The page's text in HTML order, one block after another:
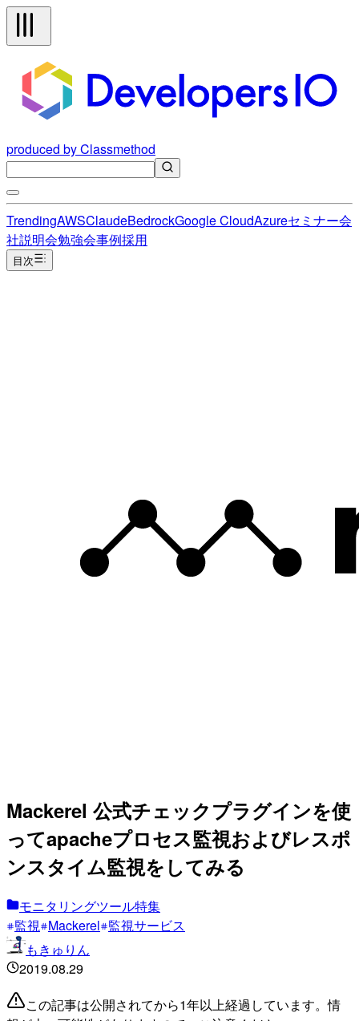
produced by Classmethod
TrendingAWSClaudeBedrockGoogle CloudAzureセミナー会
社説明会勉強会事例採用
目次
Mackerel 公式チェックプラグインを使
ってapacheプロセス監視およびレスポ
ンスタイム監視をしてみる
モニタリングツール特集
監視 Mackerel 監視サービス
もきゅりん
2019.08.29
この記事は公開されてから1年以上経過しています。情